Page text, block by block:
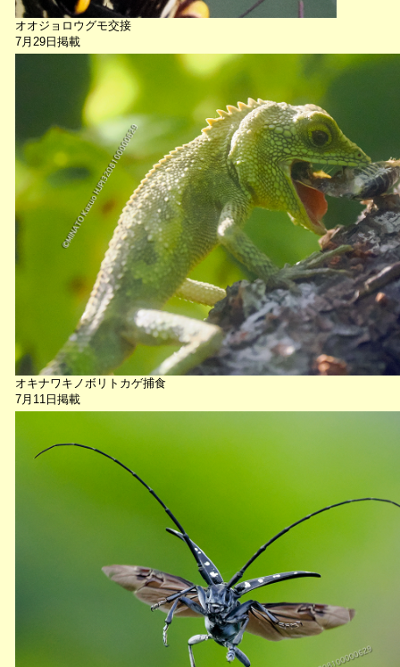
オオジョロウグモ交接
7月29日掲載
オキナワキノボリトカゲ捕食
7月11日掲載